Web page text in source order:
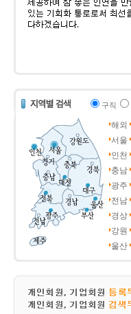
구직
해외
서울
인천
충남
광주
전남
경상
강원
울산